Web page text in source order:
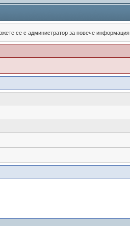
се с администратор за повече информация.